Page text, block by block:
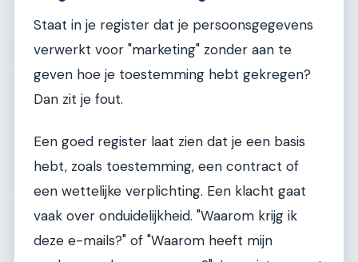
Staat in je register dat je persoonsgegevens
verwerkt voor "marketing" zonder aan te
geven hoe je toestemming hebt gekregen?
Dan zit je fout.
Een goed register laat zien dat je een basis
hebt, zoals toestemming, een contract of
een wettelijke verplichting. Een klacht gaat
vaak over onduidelijkheid. "Waarom krijg ik
deze e-mails?" of "Waarom heeft mijn